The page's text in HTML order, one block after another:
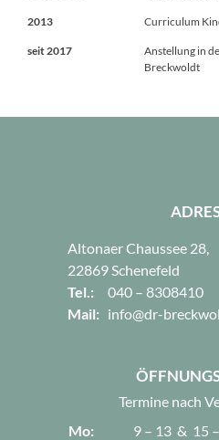
2013
seit 2017
Curriculum
Anstellung in
Breckwoldt
Altonaer Chaussee 28,
22869 Schenefeld
Tel.:
040 – 8308410
Mail: info@dr-
Termine nach
Mo:
9 – 13 & 15